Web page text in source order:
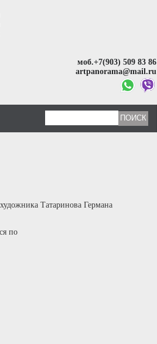
моб.+7(903) 509 83 86
artpanorama@mail.ru
Татаринова Германа
по